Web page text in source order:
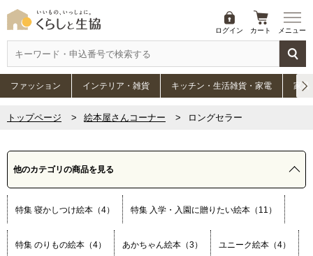
ログイン カート メニュー
ファッション インテリア・雑貨 キッチン・生活雑貨・家電 家具
トップページ 絵本屋さんコーナー ロングセラー
他のカテゴリの商品を見る
特集 寝かしつけ絵本（4） 特集 入学・入園に贈りたい絵本（11）
特集 のりもの絵本（4） あかちゃん絵本（3） ユニーク絵本（4）